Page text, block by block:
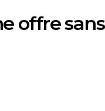
offre sans